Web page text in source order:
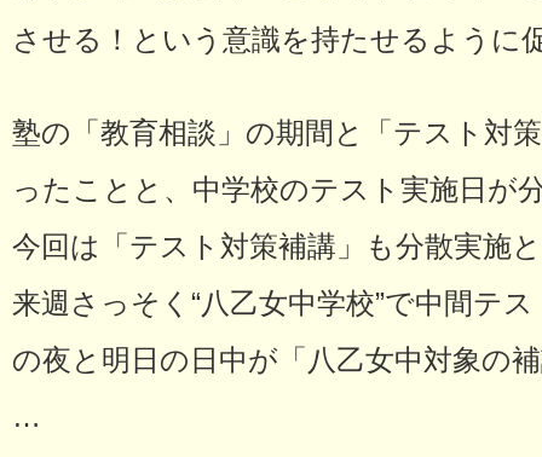
させる！という意識を持たせるように
塾の「教育相談」の期間と「テスト対
ったことと、中学校のテスト実施日が
今回は「テスト対策補講」も分散実施
来週さっそく“八乙女中学校”で中間テ
の夜と明日の日中が「八乙女中対象の
…